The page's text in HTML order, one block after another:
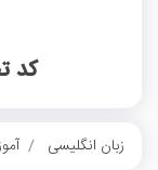
کد
زبان انگلیسی